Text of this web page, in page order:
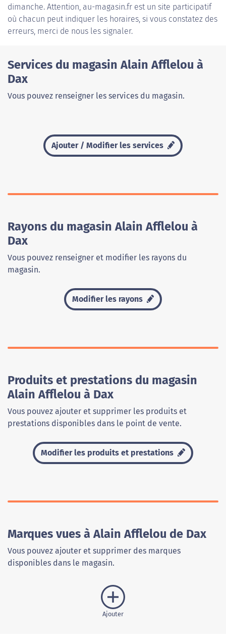
dimanche. Attention, au-magasin.fr est un site participatif
où chacun peut indiquer les horaires, si vous constatez des
erreurs, merci de nous les signaler.
Services du magasin Alain Afflelou à
Dax
Vous pouvez renseigner les services du magasin.
Ajouter / Modifier les services
Rayons du magasin Alain Afflelou à
Dax
Vous pouvez renseigner et modifier les rayons du
magasin.
Modifier les rayons
Produits et prestations du magasin
Alain Afflelou à Dax
Vous pouvez ajouter et supprimer les produits et
prestations disponibles dans le point de vente.
Modifier les produits et prestations
Marques vues à Alain Afflelou de Dax
Vous pouvez ajouter et supprimer des marques
disponibles dans le magasin.
Ajouter